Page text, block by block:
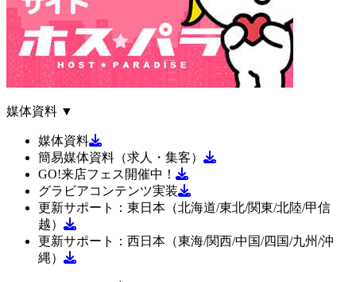
媒体資料 ▼
媒体資料
簡易媒体資料（求人・集客）
GO!来店フェス開催中！
グラビアコンテンツ実装
更新サポート：東日本（北海道/東北/関東/北陸/甲信
越）
更新サポート：西日本（東海/関西/中国/四国/九州/沖
縄）